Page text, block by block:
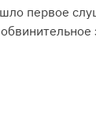
первое